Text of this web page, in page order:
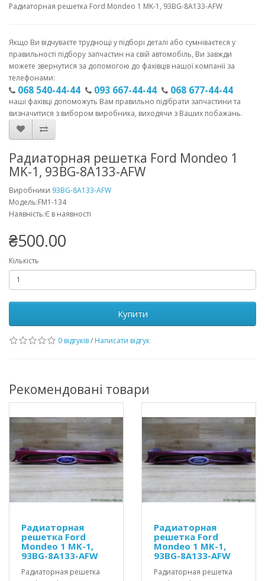
Радиаторная решетка Ford Mondeo 1 MK-1, 93BG-8A133-AFW
Якщо Ви відчуваєте труднощі у підборі деталі або сумніваєтеся у
правильності підбору запчастин на свій автомобіль, Ви завжди
можете звернутися за допомогою до фахівців нашої компанії за
телефонами:
068 540-44-44 093 667-44-44 068 677-44-44
наші фахівці допоможуть Вам правильно підібрати запчастини та
визначитися з вибором виробника, виходячи з Ваших побажань.
Радиаторная решетка Ford Mondeo 1
MK-1, 93BG-8A133-AFW
Виробники 93BG-8A133-AFW
Модель:FM1-134
Наявність:Є в наявності
₴500.00
Кількість
Купити
0 відгуків/ Написати відгук
Рекомендовані товари
Радиаторная
решетка Ford
Mondeo 1 MK-1,
93BG-8A133-AFW
Радиаторная решетка
Радиаторная
решетка Ford
Mondeo 1 MK-1,
93BG-8A133-AFW
Радиаторная решетка